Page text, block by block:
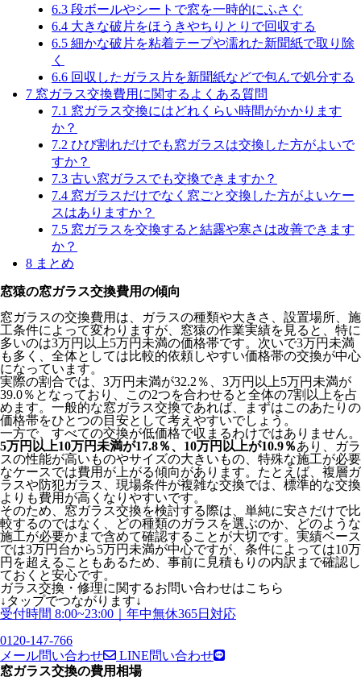
6.3 段ボールやシートで窓を一時的にふさぐ
6.4 大きな破片をほうきやちりとりで回収する
6.5 細かな破片を粘着テープや濡れた新聞紙で取り除
く
6.6 回収したガラス片を新聞紙などで包んで処分する
7 窓ガラス交換費用に関するよくある質問
7.1 窓ガラス交換にはどれくらい時間がかかります
か？
7.2 ひび割れだけでも窓ガラスは交換した方がよいで
すか？
7.3 古い窓ガラスでも交換できますか？
7.4 窓ガラスだけでなく窓ごと交換した方がよいケー
スはありますか？
7.5 窓ガラスを交換すると結露や寒さは改善できます
か？
8 まとめ
窓猿の窓ガラス交換費用の傾向
窓ガラスの交換費用は、ガラスの種類や大きさ、設置場所、施
工条件によって変わりますが、窓猿の作業実績を見ると、特に
多いのは3万円以上5万円未満の価格帯です。次いで3万円未満
も多く、全体としては比較的依頼しやすい価格帯の交換が中心
になっています。
実際の割合では、3万円未満が32.2％、3万円以上5万円未満が
39.0％となっており、この2つを合わせると全体の7割以上を占
めます。一般的な窓ガラス交換であれば、まずはこのあたりの
価格帯をひとつの目安として考えやすいでしょう。
一方で、すべての交換が低価格で収まるわけではありません。
5万円以上10万円未満が17.8％、10万円以上が10.9％あり、ガラ
スの性能が高いものやサイズの大きいもの、特殊な施工が必要
なケースでは費用が上がる傾向があります。たとえば、複層ガ
ラスや防犯ガラス、現場条件が複雑な交換では、標準的な交換
よりも費用が高くなりやすいです。
そのため、窓ガラス交換を検討する際は、単純に安さだけで比
較するのではなく、どの種類のガラスを選ぶのか、どのような
施工が必要かまで含めて確認することが大切です。実績ベース
では3万円台から5万円未満が中心ですが、条件によっては10万
円を超えることもあるため、事前に見積もりの内訳まで確認し
ておくと安心です。
ガラス交換・修理に関するお問い合わせはこちら
↓タップでつながります↓
受付時間 8:00~23:00｜年中無休365日対応
0120-147-766
メール問い合わせ
LINE問い合わせ
窓ガラス交換の費用相場